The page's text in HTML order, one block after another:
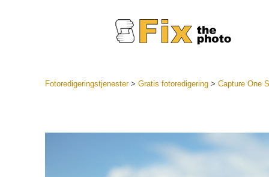
LR
Fotoredigeringstjenester> Gratis fotoredigering> Capture One